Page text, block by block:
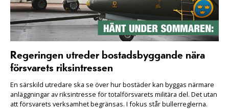
Regeringen utreder bostadsbyggande nära
försvarets riksintressen
En särskild utredare ska se över hur bostäder kan byggas närmare
anläggningar av riksintresse för totalförsvarets militära del. Det utan
att försvarets verksamhet begränsas. I fokus står bullerreglerna.